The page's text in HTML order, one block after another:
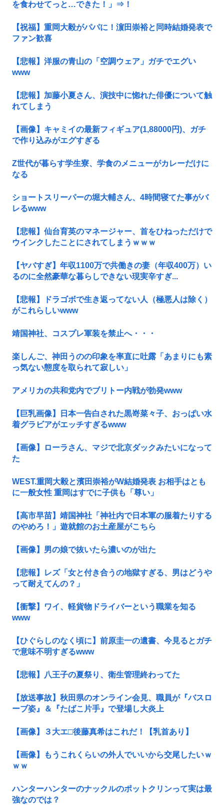
を食わせてっと…できた！」⇒！
【祝福】重岡大毅がパパに！濵田崇裕と同時結婚発表で
ファン歓喜
【悲報】洋服の青山の「空調ウェア」ガチでエグい
www
【悲報】加藤小夏さん、演技中に惚れた俳優について触
れてしまう
【画像】キャミイの最新フィギュア(1,88000円)、ガチ
で作り込みがエグすぎる
Z世代が暮らす学生寮、学食のメニューがカレーだけに
なる
ショートスリーパーの堀大輔さん、4時間寝てた事がバ
レるwww
【悲報】仙台育英のマネージャー、首をひねっただけで
ウインクしたことにされてしまうｗｗｗ
【ヤバすぎ】年収1100万で共働きの妻（年収400万）い
るのに全然豪華な暮らしできない現実辛すぎ...
【悲報】ドラゴボで生き返ってない人（極悪人は除く）
がこれらしいwww
靖国神社、コスプレ軍装を禁止へ・・・
楽しんご、神田うのの印象を率直に吐露「あまりにも素
っ気ない態度を取られて寂しい」
アメリカの共和党内でブリトー内戦が勃発www
【巨乳画像】日本一告白された黒嵜菜々子、おっぱい水
着グラビアがエッチすぎるwww
【画像】ローラさん、マジで北京ダックみたいになって
た
WEST.重岡大毅と濱田崇裕がW結婚発表 お相手はとも
に一般女性 重岡はすでに子供も「尊い」
【高市早苗】靖国神社「神社内で日本軍の服着たりする
のやめろ！」遊就館のお土産屋がこちら
【画像】男の娘で抜いたら濃いのが出た
【悲報】レズ「女と付き合うの地獄すぎる、男はどうや
って耐えてんの？」
【衝撃】ワイ、軽貨物ドライバーという職業を知る
www
【ひぐらしのなく頃に】前原圭一の遺書、今見るとガチ
で意味不明すぎるwww
【悲報】八王子の夏祭り、衛生管理終わってた
【放送事故】秋田県のオンライン会見、職員が『バスロ
ーブ姿』＆『たばこ片手』で登場し大炎上
【画像】３大エ□後藤真希はこれだ！【乳首あり】
【画像】もうこれくらいの外人でいいから交尾したいｗ
ｗｗ
ハンターハンターのナックルのポットクリンって実は最
強なのでは？